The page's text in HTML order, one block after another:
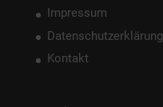
Impressum
Datenschutzerklärung
Kontakt